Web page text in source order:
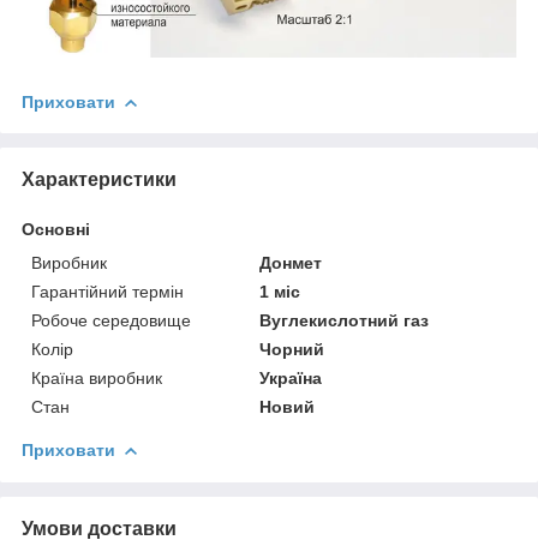
Приховати
Характеристики
Основні
Виробник
Донмет
Гарантійний термін
1 міс
Робоче середовище
Вуглекислотний газ
Колір
Чорний
Країна виробник
Україна
Стан
Новий
Приховати
Умови доставки